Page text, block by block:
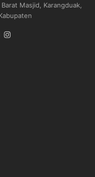
Masjid, Karangduak,
Instagram